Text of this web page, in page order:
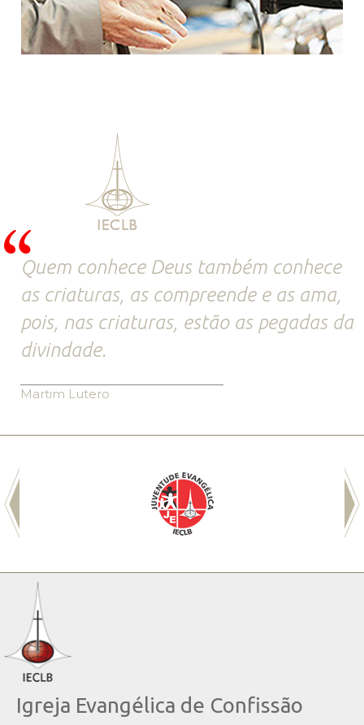
Quem conhece Deus também conhece
as criaturas, as compreende e as ama,
pois, nas criaturas, estão as pegadas da
divindade.
Martim Lutero
Igreja Evangélica de Confissão